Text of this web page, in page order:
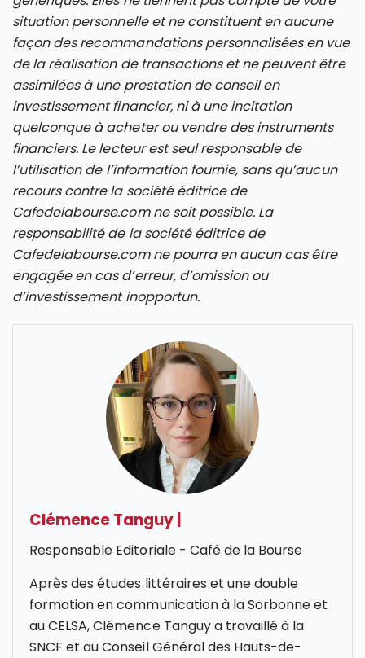
situation personnelle et ne constituent en aucune
façon des recommandations personnalisées en vue
de la réalisation de transactions et ne peuvent être
assimilées à une prestation de conseil en
investissement financier, ni à une incitation
quelconque à acheter ou vendre des instruments
financiers. Le lecteur est seul responsable de
l’utilisation de l’information fournie, sans qu’aucun
recours contre la société éditrice de
Cafedelabourse.com ne soit possible. La
responsabilité de la société éditrice de
Cafedelabourse.com ne pourra en aucun cas être
engagée en cas d’erreur, d’omission ou
d’investissement inopportun.
Clémence Tanguy
Responsable Editoriale - Café de la Bourse
Après des études littéraires et une double
formation en communication à la Sorbonne et
au CELSA, Clémence Tanguy a travaillé à la
SNCF et au Conseil Général des Hauts-de-